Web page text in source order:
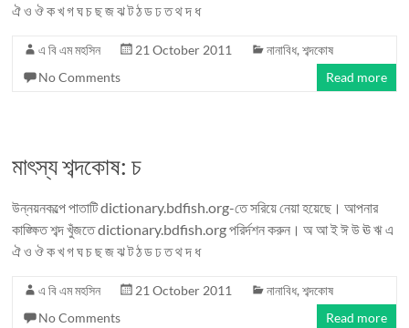
ঐ ও ঔ ক খ গ ঘ চ ছ জ ঝ ট ঠ ড ঢ ত থ দ ধ
এ বি এম মহসিন 21 October 2011 নানাবিধ,শব্দকোষ
No Comments
Read more
মাৎস্য শব্দকোষ: চ
উন্নয়নকল্পে পাতাটি dictionary.bdfish.org-তে সরিয়ে নেয়া হয়েছে। আপনার
কাঙ্ক্ষিত শব্দ খুঁজতে dictionary.bdfish.org পরির্দশন করুন। অ আ ই ঈ উ ঊ ঋ এ
ঐ ও ঔ ক খ গ ঘ চ ছ জ ঝ ট ঠ ড ঢ ত থ দ ধ
এ বি এম মহসিন 21 October 2011 নানাবিধ,শব্দকোষ
No Comments
Read more